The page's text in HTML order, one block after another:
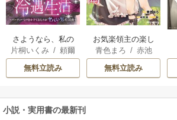
さようなら、私の
冷遇生活 ～パーテ
ィーで声をかけて
きたのがヤバい男
片桐いくみ /頼爾
無料立読み
お気楽領主の楽し
い領地防衛
青色まろ / 赤池
宗/転
無料立読み
小説・実用書の最新刊